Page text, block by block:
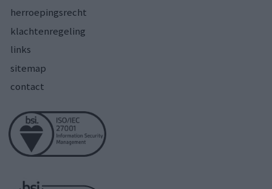
herroepingsrecht
klachtenregeling
links
sitemap
contact